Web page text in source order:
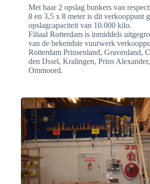
Met haar 2 opslag bunkers van
8 en 3,5 x 8 meter is dit verkooppunt
opslagcapaciteit van 10.000 kilo.
Filiaal Rotterdam is inmiddels
van de bekendste vuurwerk
Rotterdam Prinsenland, Gravenland,
den IJssel, Kralingen, Prins
Ommoord.